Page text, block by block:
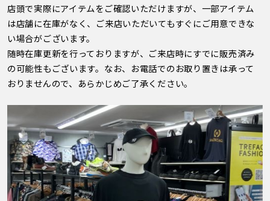
店頭で実際にアイテムをご確認いただけますが、一部アイテム
は店舗に在庫がなく、ご来店いただいてもすぐにご用意できな
い場合がございます。
随時在庫更新を行っておりますが、ご来店時にすでに販売済み
の可能性もございます。なお、お電話でのお取り置きは承って
おりませんので、あらかじめご了承ください。